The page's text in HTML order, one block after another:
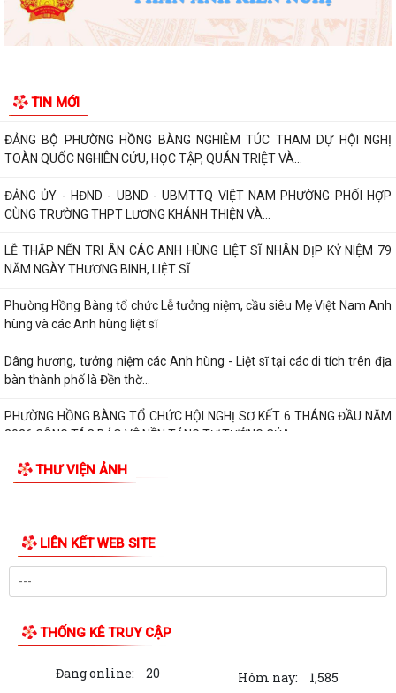
TIN MỚI
Trường Tiểu học Đinh Tiên Hoàng (phường Hồng Bàng) tăng kiến thức,
kỹ năng phòng chống đuối nước...
cơ sở kinh doanh dịch vụ ăn uống,...
HỘI NGƯỜI CAO TUỔI PHƯỜNG HỒNG BÀNG TỔ CHỨC HỘI NGHỊ SƠ
KẾT CÔNG TÁC HỘI 6 THÁNG ĐẦU NĂM 2026
ĐẢNG BỘ PHƯỜNG HỒNG BÀNG NGHIÊM TÚC THAM DỰ HỘI NGHỊ
TOÀN QUỐC NGHIÊN CỨU, HỌC TẬP, QUÁN TRIỆT VÀ...
ĐẢNG ỦY - HĐND - UBND - UBMTTQ VIỆT NAM PHƯỜNG PHỐI HỢP
CÙNG TRƯỜNG THPT LƯƠNG KHÁNH THIỆN VÀ...
LỄ THẮP NẾN TRI ÂN CÁC ANH HÙNG LIỆT SĨ NHÂN DỊP KỶ NIỆM 79
NĂM NGÀY THƯƠNG BINH, LIỆT SĨ
Phường Hồng Bàng tổ chức Lễ tưởng niệm, cầu siêu Mẹ Việt Nam Anh
hùng và các Anh hùng liệt sĩ
Dâng hương, tưởng niệm các Anh hùng - Liệt sĩ tại các di tích trên địa
bàn thành phố là Đền thờ...
PHƯỜNG HỒNG BÀNG TỔ CHỨC HỘI NGHỊ SƠ KẾT 6 THÁNG ĐẦU NĂM
thương binh, thân nhân liệt sỹ CAND
Phường Hồng Bàng phát huy vai trò, nâng cao hiệu lực, hiệu quả hoạt
động của bộ máy chính quyền cơ...
TUỔI TRẺ PHƯỜNG HỒNG BÀNG TỔ CHỨC CHƯƠNG TRÌNH NÓI